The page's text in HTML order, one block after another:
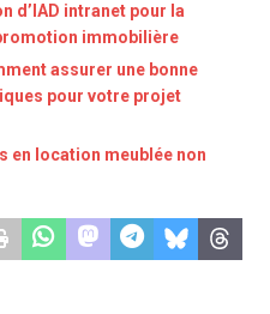
d’IAD intranet pour la
immobilière
assurer une bonne
pour votre projet
en location meublée non